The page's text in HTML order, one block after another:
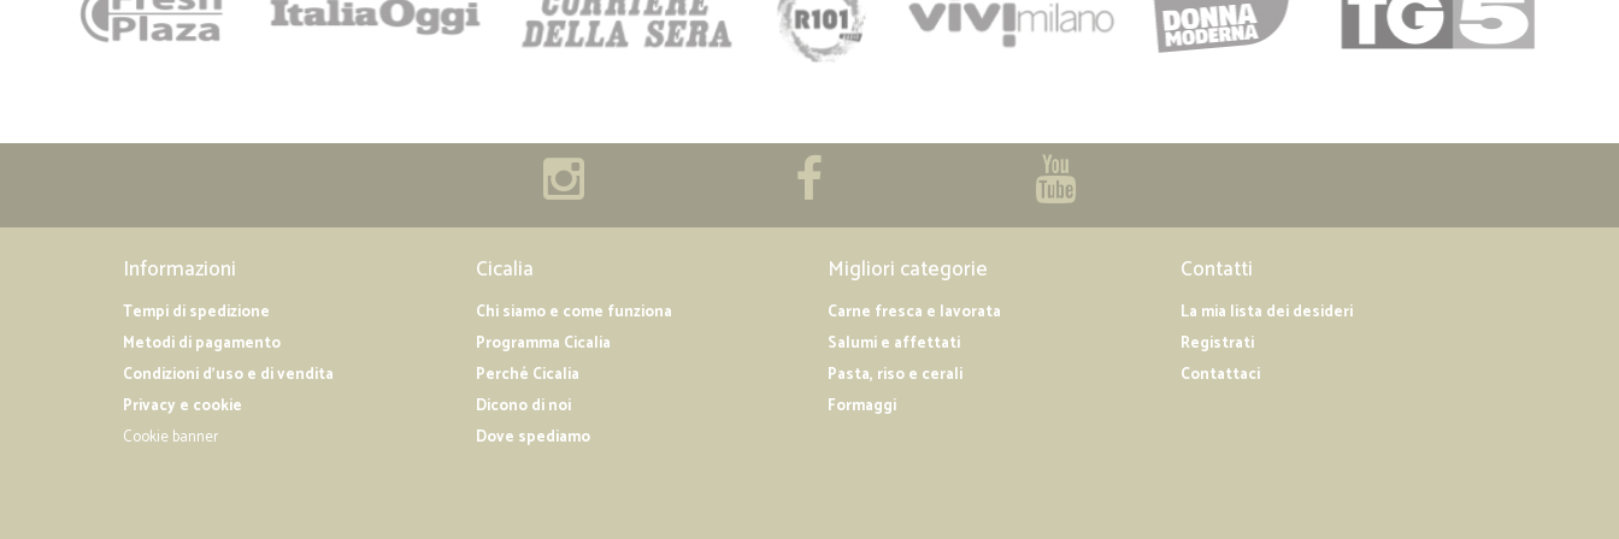
Informazioni
Tempi di spedizione
Metodi di pagamento
Condizioni d'uso e di vendita
Privacy e cookie
Cookie banner
Cicalia
Chi siamo e come funziona
Programma Cicalia
Perché Cicalia
Dicono di noi
Dove spediamo
Migliori categorie
Carne fresca e lavorata
Salumi e affettati
Pasta, riso e cerali
Formaggi
Contatti
La mia lista dei desideri
Registrati
Contattaci